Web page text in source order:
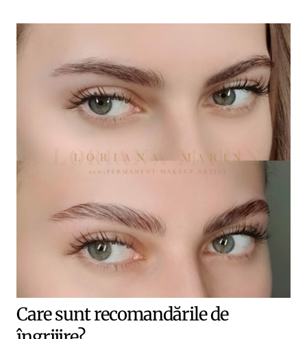
Care sunt recomandările de